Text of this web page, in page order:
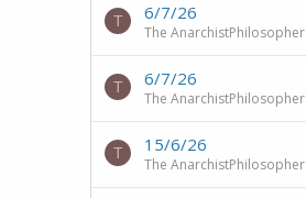
6/7/26
The AnarchistPhilosopher
T
6/7/26
The AnarchistPhilosopher
T
15/6/26
The AnarchistPhilosopher
T